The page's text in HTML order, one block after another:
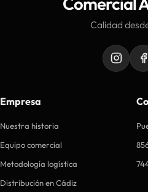
Calidad
Empresa
Nuestra historia
Equipo comercial
Metodología logística
Distribución en Cádiz